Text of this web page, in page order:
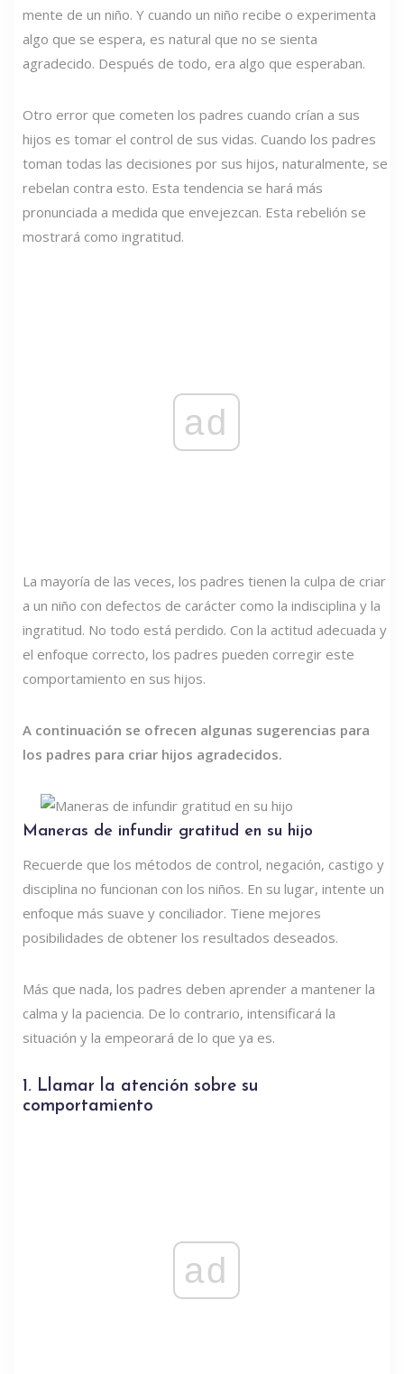
mente de un niño. Y cuando un niño recibe o experimenta
algo que se espera, es natural que no se sienta
agradecido. Después de todo, era algo que esperaban.
Otro error que cometen los padres cuando crían a sus
hijos es tomar el control de sus vidas. Cuando los padres
toman todas las decisiones por sus hijos, naturalmente, se
rebelan contra esto. Esta tendencia se hará más
pronunciada a medida que envejezcan. Esta rebelión se
mostrará como ingratitud.
ad
La mayoría de las veces, los padres tienen la culpa de criar
a un niño con defectos de carácter como la indisciplina y la
ingratitud. No todo está perdido. Con la actitud adecuada y
el enfoque correcto, los padres pueden corregir este
comportamiento en sus hijos.
A continuación se ofrecen algunas sugerencias para
los padres para criar hijos agradecidos.
Maneras de infundir gratitud en su hijo
Recuerde que los métodos de control, negación, castigo y
disciplina no funcionan con los niños. En su lugar, intente un
enfoque más suave y conciliador. Tiene mejores
posibilidades de obtener los resultados deseados.
Más que nada, los padres deben aprender a mantener la
calma y la paciencia. De lo contrario, intensificará la
situación y la empeorará de lo que ya es.
1. Llamar la atención sobre su
comportamiento
ad